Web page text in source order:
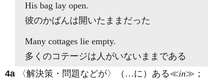
His bag lay open.
彼のかばんは開いたままだった
Many cottages lie empty.
多くのコテージは人がいないままである
4a 〈解決策・問題などが〉（…に）ある≪in≫；